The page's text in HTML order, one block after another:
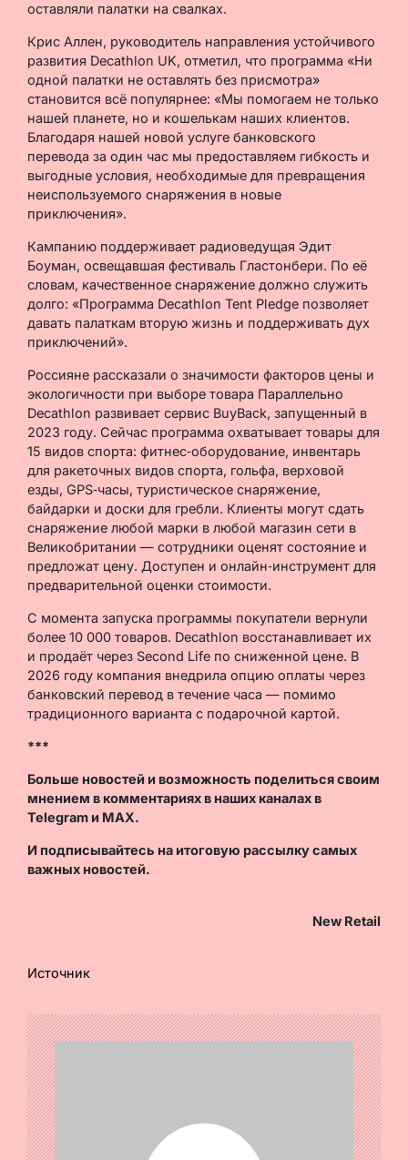
оставляли палатки на свалках.
Крис Аллен, руководитель направления устойчивого
развития Decathlon UK, отметил, что программа «Ни
одной палатки не оставлять без присмотра»
становится всё популярнее: «Мы помогаем не только
нашей планете, но и кошелькам наших клиентов.
Благодаря нашей новой услуге банковского
перевода за один час мы предоставляем гибкость и
выгодные условия, необходимые для превращения
неиспользуемого снаряжения в новые
приключения».
Кампанию поддерживает радиоведущая Эдит
Боуман, освещавшая фестиваль Гластонбери. По её
словам, качественное снаряжение должно служить
долго: «Программа Decathlon Tent Pledge позволяет
давать палаткам вторую жизнь и поддерживать дух
приключений».
Россияне рассказали о значимости факторов цены и
экологичности при выборе товара Параллельно
Decathlon развивает сервис BuyBack, запущенный в
2023 году. Сейчас программа охватывает товары для
15 видов спорта: фитнес‑оборудование, инвентарь
для ракеточных видов спорта, гольфа, верховой
езды, GPS‑часы, туристическое снаряжение,
байдарки и доски для гребли. Клиенты могут сдать
снаряжение любой марки в любой магазин сети в
Великобритании — сотрудники оценят состояние и
предложат цену. Доступен и онлайн‑инструмент для
предварительной оценки стоимости.
С момента запуска программы покупатели вернули
более 10 000 товаров. Decathlon восстанавливает их
и продаёт через Second Life по сниженной цене. В
2026 году компания внедрила опцию оплаты через
банковский перевод в течение часа — помимо
традиционного варианта с подарочной картой.
***
Больше новостей и возможность поделиться своим
мнением в комментариях в наших каналах в
Telegram и MAX.
И подписывайтесь на итоговую рассылку самых
важных новостей.
New Retail
Источник